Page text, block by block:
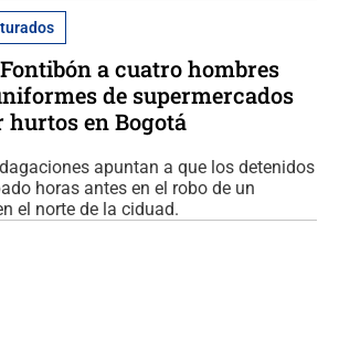
a cuatro hombres
de supermercados
hurtos en Bogotá
apuntan a que los detenidos
horas antes en el robo de un
el norte de la ciduad.